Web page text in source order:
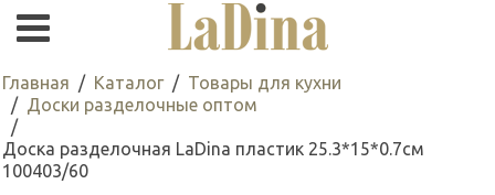
Главная Каталог
Товары для кухни
Доски разделочные оптом
Доска разделочная LaDina пластик 25.3*15*0.7см
100403/60